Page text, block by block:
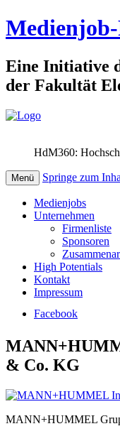
Eine Initiative
der Fakultät
HdM360:
Menü Springe zum
Medienjobs
Unternehmen
Firmenliste
Sponsoren
High Potentials
Kontakt
Impressum
Facebook
& Co. KG
MANN+HUMMEL